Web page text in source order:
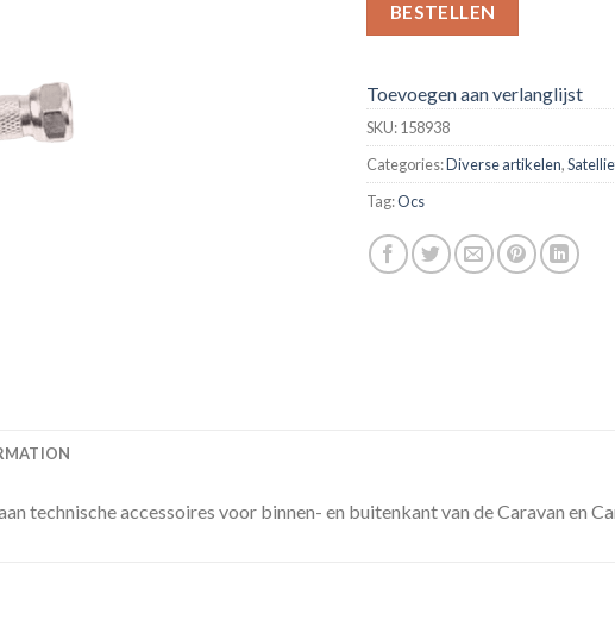
BESTELLEN
Toevoegen aan verlanglijst
SKU:158938
Categories:Diverse artikelen,
Tag:Ocs
technische accessoires voor binnen- en buitenkant van de Caravan en